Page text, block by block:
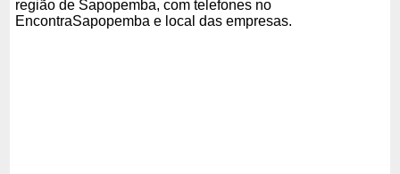
região de Sapopemba, com telefones no
EncontraSapopemba e local das empresas.